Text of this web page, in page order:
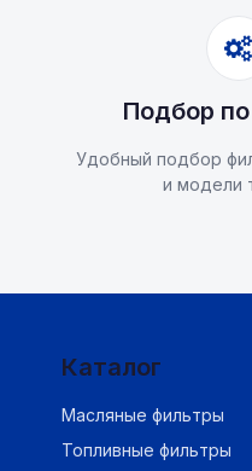
Подбор
Удобный подбор
и модели
Каталог
Масляные фильтры
Топливные фильтры